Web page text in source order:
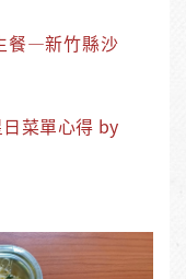
餐—新竹縣沙
菜單心得 by